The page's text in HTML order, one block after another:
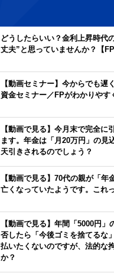
どうしたらいい？金利上昇時代
丈夫”と思っていませんか？【
【動画セミナー】今からでも遅
資金セミナー／FPがわかりやす
【動画で見る】今月末で完全に
ます。年金は「月20万円」の見
天引きされるのでしょう？
【動画で見る】70代の親が「年
亡くなっていたようです。これ
【動画で見る】年間「5000円」
否したら「今後ゴミを捨てるな
払いたくないのですが、法的な
か？